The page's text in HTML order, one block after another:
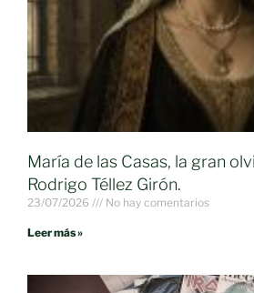
María de las Casas, la gran
Rodrigo Téllez Girón.
23/07/2026 No hay comentarios
Leer más »